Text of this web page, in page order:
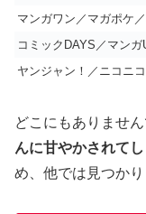
マンガワン／マガポケ
コミックDAYS／マンガ
ヤンジャン！／ニコニ
どこにもありません
んに甘やかされて
め、他では見つかり